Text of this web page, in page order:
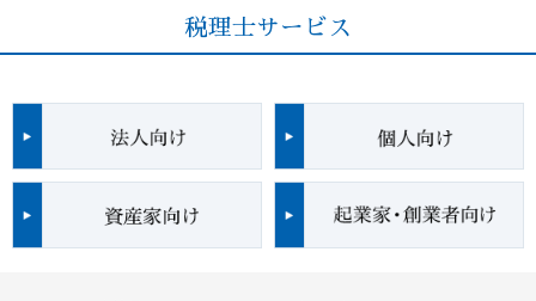
税理士サービス